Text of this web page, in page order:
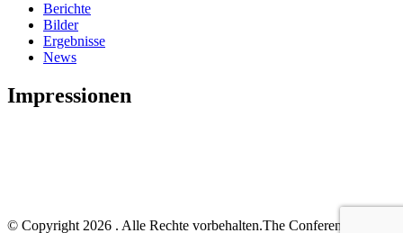
Berichte
Bilder
Ergebnisse
News
Impressionen
© Copyright 2026 . Alle Rechte vorbehalten.The Conference |